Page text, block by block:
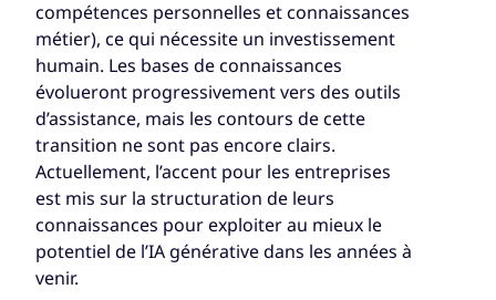
compétences personnelles et connaissances
métier), ce qui nécessite un investissement
humain. Les bases de connaissances
évolueront progressivement vers des outils
d’assistance, mais les contours de cette
transition ne sont pas encore clairs.
Actuellement, l’accent pour les entreprises
est mis sur la structuration de leurs
connaissances pour exploiter au mieux le
potentiel de l’IA générative dans les années à
venir.